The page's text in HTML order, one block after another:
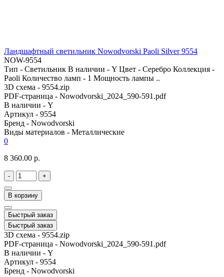
Ландшафтный светильник Nowodvorski Paoli Silver 9554
NOW-9554
Тип - Светильник В наличии - Y Цвет - Серебро Коллекция -
Paoli Количество ламп - 1 Мощность лампы ..
3D схема - 9554.zip
PDF-страница - Nowodvorski_2024_590-591.pdf
В наличии - Y
Артикул - 9554
Бренд - Nowodvorski
Виды материалов - Металлические
0
8 360.00 р.
- +
В корзину
Быстрый заказ
Быстрый заказ
3D схема - 9554.zip
PDF-страница - Nowodvorski_2024_590-591.pdf
В наличии - Y
Артикул - 9554
Бренд - Nowodvorski